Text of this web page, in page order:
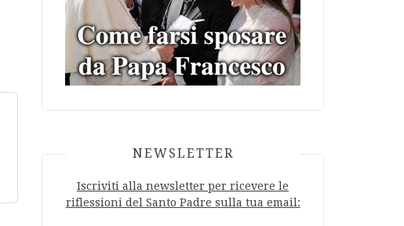
NEWSLETTER
Iscriviti alla newsletter per ricevere le
riflessioni del Santo Padre sulla tua email: